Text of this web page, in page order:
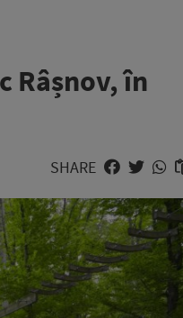
Râșnov, în
SHARE